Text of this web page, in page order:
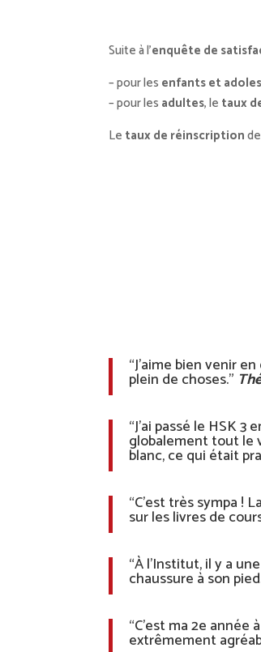
Suite à l’enquête de
– pour les enfants et
– pour les adultes, le taux
Le taux de réinscription
“J’aime bien venir
plein de choses.”
“J’ai passé le HSK
globalement tout le
blanc, ce qui était
“C’est très sympa !
sur les livres de
“À l’Institut, il y a
chaussure à son
“C’est ma 2e
extrêmement